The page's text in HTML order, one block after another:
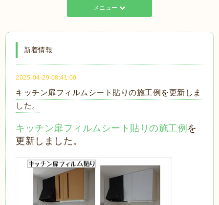
メニュー
新着情報
2025-04-29 08:41:00
キッチン扉フィルムシート貼りの施工例を更新しま
した。
キッチン扉フィルムシート貼りの施工例を
更新しました。